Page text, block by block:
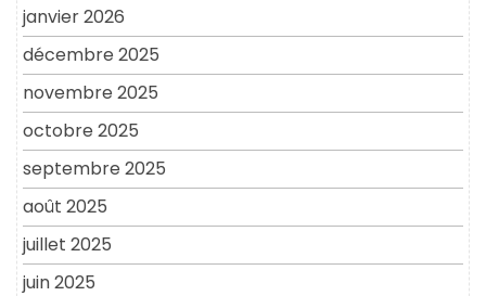
janvier 2026
décembre 2025
novembre 2025
octobre 2025
septembre 2025
août 2025
juillet 2025
juin 2025